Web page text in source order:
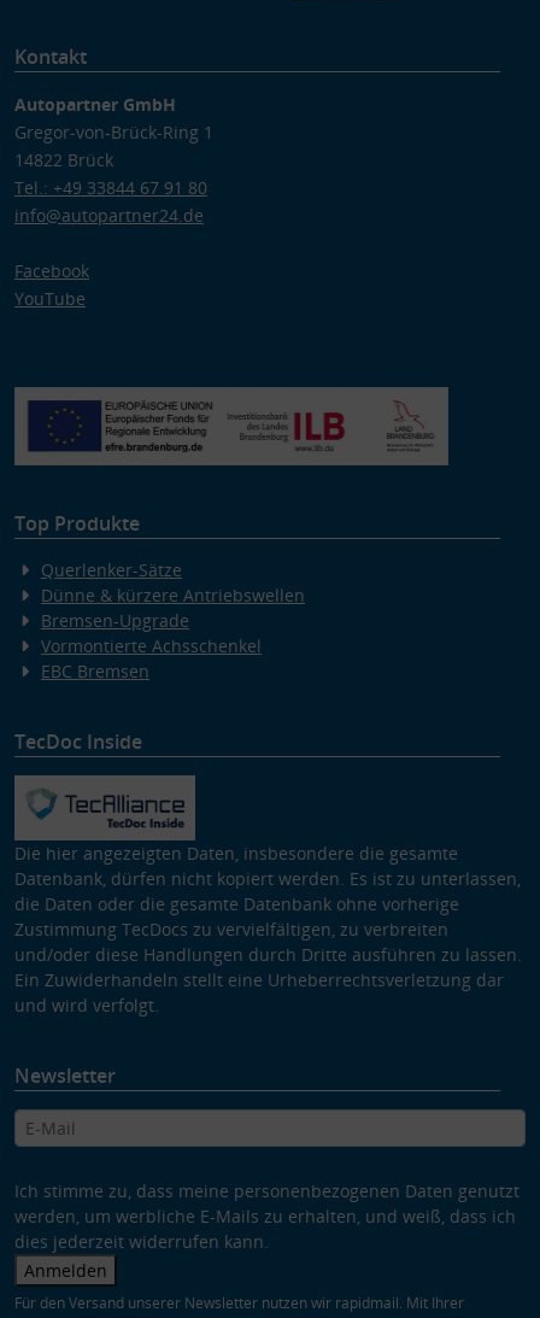
Kontakt
Autopartner GmbH
Gregor-von-Brück-Ring 1
14822 Brück
Tel.: +49 33844 67 91 80
info@autopartner24.de
Facebook
YouTube
Top Produkte
Querlenker-Sätze
Dünne & kürzere Antriebswellen
Bremsen-Upgrade
Vormontierte Achsschenkel
EBC Bremsen
TecDoc Inside
Die hier angezeigten Daten, insbesondere die gesamte
Datenbank, dürfen nicht kopiert werden. Es ist zu unterlassen,
die Daten oder die gesamte Datenbank ohne vorherige
Zustimmung TecDocs zu vervielfältigen, zu verbreiten
und/oder diese Handlungen durch Dritte ausführen zu lassen.
Ein Zuwiderhandeln stellt eine Urheberrechtsverletzung dar
und wird verfolgt.
Newsletter
Ich stimme zu, dass meine personenbezogenen Daten genutzt
werden, um werbliche E-Mails zu erhalten, und weiß, dass ich
dies jederzeit widerrufen kann.
Anmelden
Für den Versand unserer Newsletter nutzen wir rapidmail. Mit Ihrer